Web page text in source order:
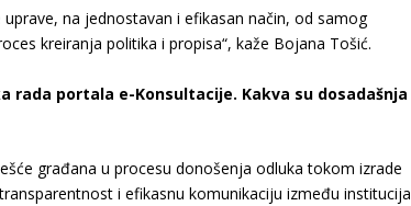
na jednostavan i efikasan način, od samog
kreiranja politika i propisa“, kaže Bojana Tošić.
rada portala e-Konsultacije. Kakva su dosadašnja
građana u procesu donošenja odluka tokom izrade
i efikasnu komunikaciju između institucija